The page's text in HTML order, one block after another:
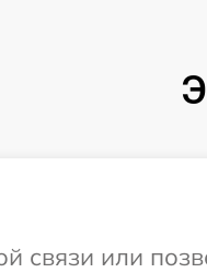
связи или